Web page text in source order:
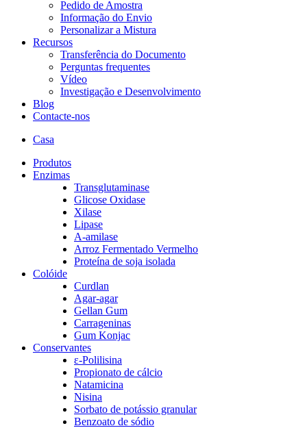
Pedido de Amostra
Informação do Envio
Personalizar a Mistura
Recursos
Transferência do Documento
Perguntas frequentes
Vídeo
Investigação e Desenvolvimento
Blog
Contacte-nos
Casa
Produtos
Enzimas
Transglutaminase
Glicose Oxidase
Xilase
Lipase
A-amilase
Arroz Fermentado Vermelho
Proteína de soja isolada
Colóide
Curdlan
Agar-agar
Gellan Gum
Carrageninas
Gum Konjac
Conservantes
ε-Polilisina
Propionato de cálcio
Natamicina
Nisina
Sorbato de potássio granular
Benzoato de sódio